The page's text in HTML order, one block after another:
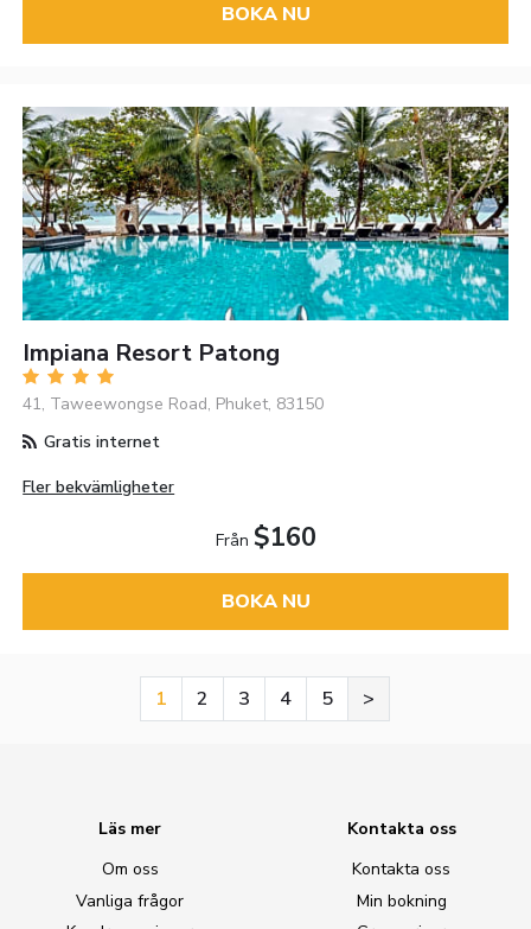
BOKA NU
Impiana Resort Patong
41, Taweewongse Road, Phuket, 83150
Gratis internet
Fler bekvämligheter
Från $160
BOKA NU
1 2 3 4 5 >
Läs mer
Om oss
Vanliga frågor
Kontakta oss
Kontakta oss
Min bokning